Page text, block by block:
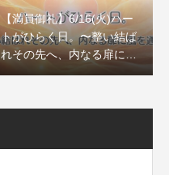
【満員御礼】6/16(火)ハー
トがひらく日。〜整い結ば
れその先へ、内なる扉に風
を通すセッション〜